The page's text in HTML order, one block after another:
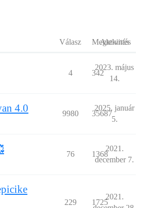
Válasz Megtekintés
Aktivitás
4 342
2023. május
14.
4.0 9980 35687
2025. január
5.
76 1368
2021.
december 7.
229 1725
2021.